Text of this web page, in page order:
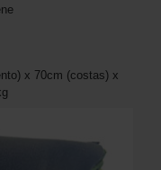
x 70cm (costas) x